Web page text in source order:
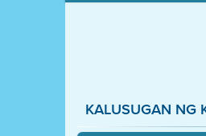
KALUSUGAN NG